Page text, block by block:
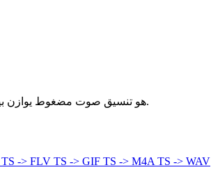
MP3 هو تنسيق صوت مضغوط يوازن بين الجودة والحجم. مدعوم عالميًا على الهواتف وأجهزة الكمبيوتر والمشغلات.
TS -> FLV TS -> GIF TS -> M4A TS -> WAV